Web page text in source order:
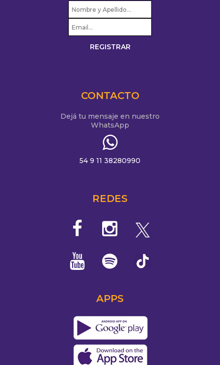
CONTACTO
Dejá tu mensaje en nuestro
WhatsApp
54 9 11 38280990
REDES
APPS